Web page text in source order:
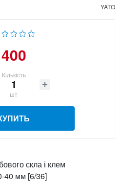
YATO
400
Кількість
шт
скла і клем
40 мм [6/36]